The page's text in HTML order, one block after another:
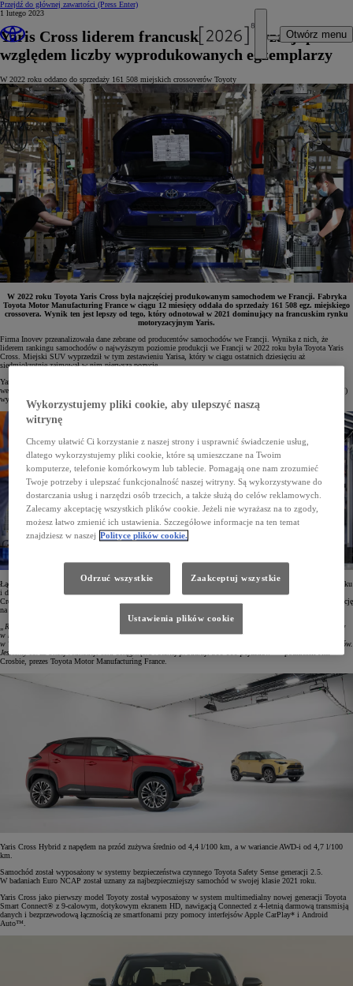
Przejdź do głównej zawartości (Press Enter)
Otwórz menu
1 lutego 2023
Yaris Cross liderem francuskiej motoryzacji pod
względem liczby wyprodukowanych egzemplarzy
W 2022 roku oddano do sprzedaży 161 508 miejskich crossoverów Toyoty
W 2022 roku Toyota Yaris Cross była najczęściej produkowanym samochodem we Francji. Fabryka
Toyota Motor Manufacturing France w ciągu 12 miesięcy oddała do sprzedaży 161 508 egz. miejskiego
crossovera. Wynik ten jest lepszy od tego, który odnotował w 2021 dominujący na francuskim rynku
motoryzacyjnym Yaris.
Firma Inovev przeanalizowała dane zebrane od producentów samochodów we Francji.
Wynika z nich, że
liderem rankingu samochodów o najwyższym poziomie produkcji we Francji w 2022 roku była Toyota Yaris
Cross. Miejski SUV wyprzedził w tym zestawieniu Yarisa, który w ciągu ostatnich dziesięciu aż
siedmiokrotnie zajmował w nim pierwszą pozycję.
Yaris Cross to nowy crossover segmentu B, który zadebiutował na rynku w 2021 roku. Jego produkcja
we Francji rozpoczęła się w lipcu 2021 roku. W ubiegłym roku Toyota Motor Manufacturing France (TMMF)
wyprodukowała 161 508 egz. tego modelu, znacznie przebijając wynik Yarisa hatchbacka z 2021 roku.
Łącznie w 2022 roku zakład TMMF wyprodukował 255 584 samochody. Jest to najlepszy wynik od 2007 roku
i drugi najlepszy w historii fabryki Toyoty w Valenciennes. 63% rocznej produkcji zakładu stanowił Yaris
Cross, przy rekordowym, 95-procentowym udziale wersji hybrydowych. Plany na 2023 rok zakładają produkcję
na poziomie 280 000 aut, co ustanowiłoby nowy rekord zakładu w Valenciennes.
„Rozpoczęcie produkcji Yarisa Cross, który dołączył do Yarisa czwartej generacji, stanowiło punkt zwrotny
w historii naszego zakładu. Jeden na cztery samochody Toyoty sprzedawane w Europie są produkowane
w TMMF. To doskonała wiadomość dla całego naszego zespołu, który obecnie liczy ponad 5000 pracowników.
Jesteśmy coraz bliżej realizacji celu osiągnięcia rocznej produkcji 300 000 pojazdów”– podkreślił Jim
Crosbie, prezes Toyota Motor Manufacturing France.
Yaris Cross Hybrid z napędem na przód zużywa średnio od 4,4 l/100 km, a w wariancie AWD-i od 4,7 l/100
km.
Samochód został wyposażony w systemy bezpieczeństwa czynnego Toyota Safety Sense generacji 2.5.
W badaniach Euro NCAP został uznany za najbezpieczniejszy samochód w swojej klasie 2021 roku.
Yaris Cross jako pierwszy model Toyoty został wyposażony w system multimedialny nowej generacji Toyota
Smart Connect® z 9-calowym, dotykowym ekranem HD, nawigacją Connected z 4-letnią darmową transmisją
danych i bezprzewodową łącznością ze smartfonami przy pomocy interfejsów Apple CarPlay* i Android
Auto™.
Wykorzystujemy pliki cookie, aby ulepszyć naszą
witrynę
Chcemy ułatwić Ci korzystanie z naszej strony i usprawnić świadczenie usług,
dlatego wykorzystujemy pliki cookie, które są umieszczane na Twoim
komputerze, telefonie komórkowym lub tablecie. Pomagają one nam zrozumieć
Twoje potrzeby i ulepszać funkcjonalność naszej witryny. Są wykorzystywane do
dostarczania usług i narzędzi osób trzecich, a także służą do celów reklamowych.
Zalecamy akceptację wszystkich plików cookie. Jeżeli nie wyrażasz na to zgody,
możesz łatwo zmienić ich ustawienia. Szczegółowe informacje na ten temat
znajdziesz w naszej Polityce plików cookie.
Odrzuć wszystkie Zaakceptuj wszystkie
Ustawienia plików cookie